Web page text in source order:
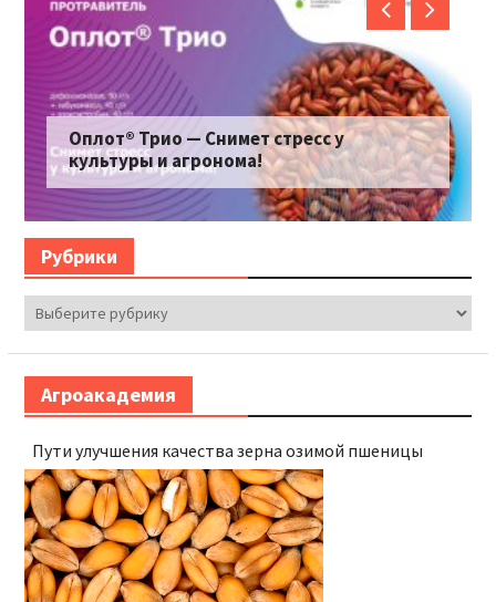
Оплот® Трио — Снимет стресс у
культуры и агронома!
Рубрики
Рубрики
Агроакадемия
Пути улучшения качества зерна озимой пшеницы